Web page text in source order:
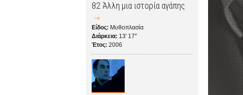
82 Άλλη μια ιστορία αγάπης
Είδος: Μυθοπλασία
Διάρκεια: 13' 17''
Έτος: 2006